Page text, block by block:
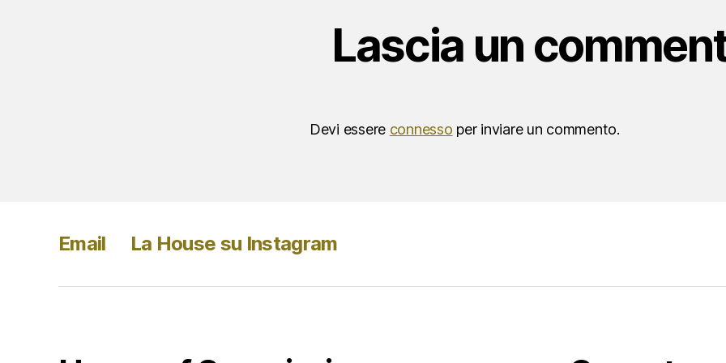
Lascia un
Devi essere connesso per inviare un commento.
Email La House su Instagram